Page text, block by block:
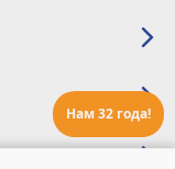
Нам 32 года!